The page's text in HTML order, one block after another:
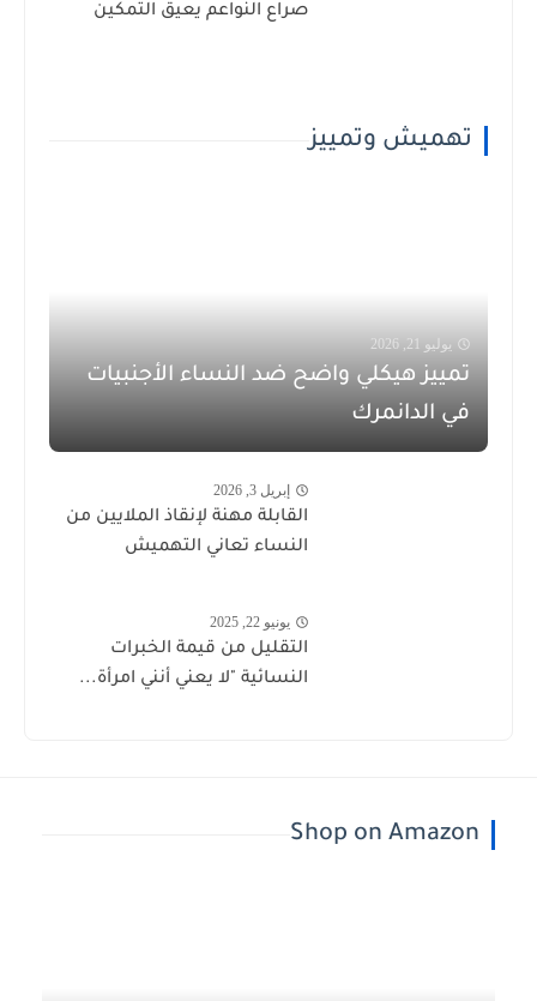
صراع النواعم يعيق التمكين
تهميش وتمييز
يوليو 21, 2026
تمييز هيكلي واضح ضد النساء الأجنبيات
في الدانمرك
إبريل 3, 2026
القابلة مهنة لإنقاذ الملايين من
النساء تعاني التهميش
يونيو 22, 2025
التقليل من قيمة الخبرات
النسائية "لا يعني أنني امرأة...
Shop on Amazon